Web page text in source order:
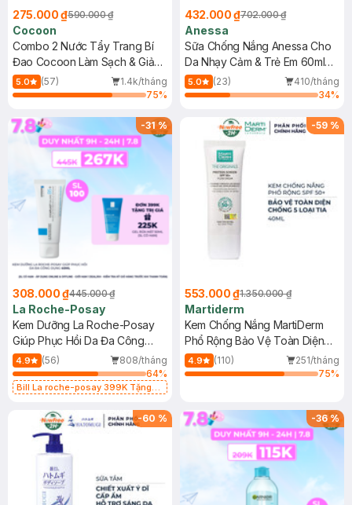
275.000 ₫590.000 ₫
Cocoon
Combo 2 Nước Tẩy Trang Bí
Đao Cocoon Làm Sạch & Giảm
Dầu 500ml
5.0 (57)
1.4k/tháng
75%
432.000 ₫702.000 ₫
Anessa
Sữa Chống Nắng Anessa Cho
Da Nhạy Cảm & Trẻ Em 60ml
(Mới)
5.0 (23)
410/tháng
34%
-31%
308.000 ₫445.000 ₫
La Roche-Posay
Kem Dưỡng La Roche-Posay
Giúp Phục Hồi Da Đa Công
Dụng 40ml
4.9 (56)
808/tháng
64%
Bill La roche-posay 399K Tặng
(SL có hạn)
-59 %
553.000 ₫1.350.000 ₫
Martiderm
Kem Chống Nắng MartiDerm
Phổ Rộng Bảo Vệ Toàn Diện
40ml
4.9 (110)
251/tháng
75%
-60 % -36%